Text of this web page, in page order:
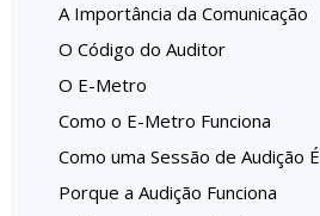
A Importância da Comunicação
O Código do Auditor
O E-Metro
Como o E-Metro Funciona
Como uma Sessão de Audição
Porque a Audição Funciona